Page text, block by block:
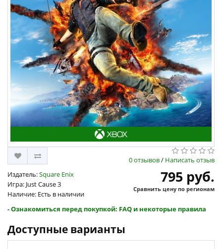
0 отзывов/ Написать отзыв
Издатель:Square Enix
Игра: Just Cause 3
Наличие: Есть в наличии
795 руб.
Сравнить цену по регионам
- Ознакомиться перед покупкой: FAQ и некоторые правила
Доступные варианты